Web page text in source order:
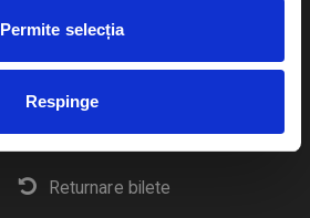
Permite selecția
Respinge
Plata online sau cash
Livrare prin curier
Returnare bilete